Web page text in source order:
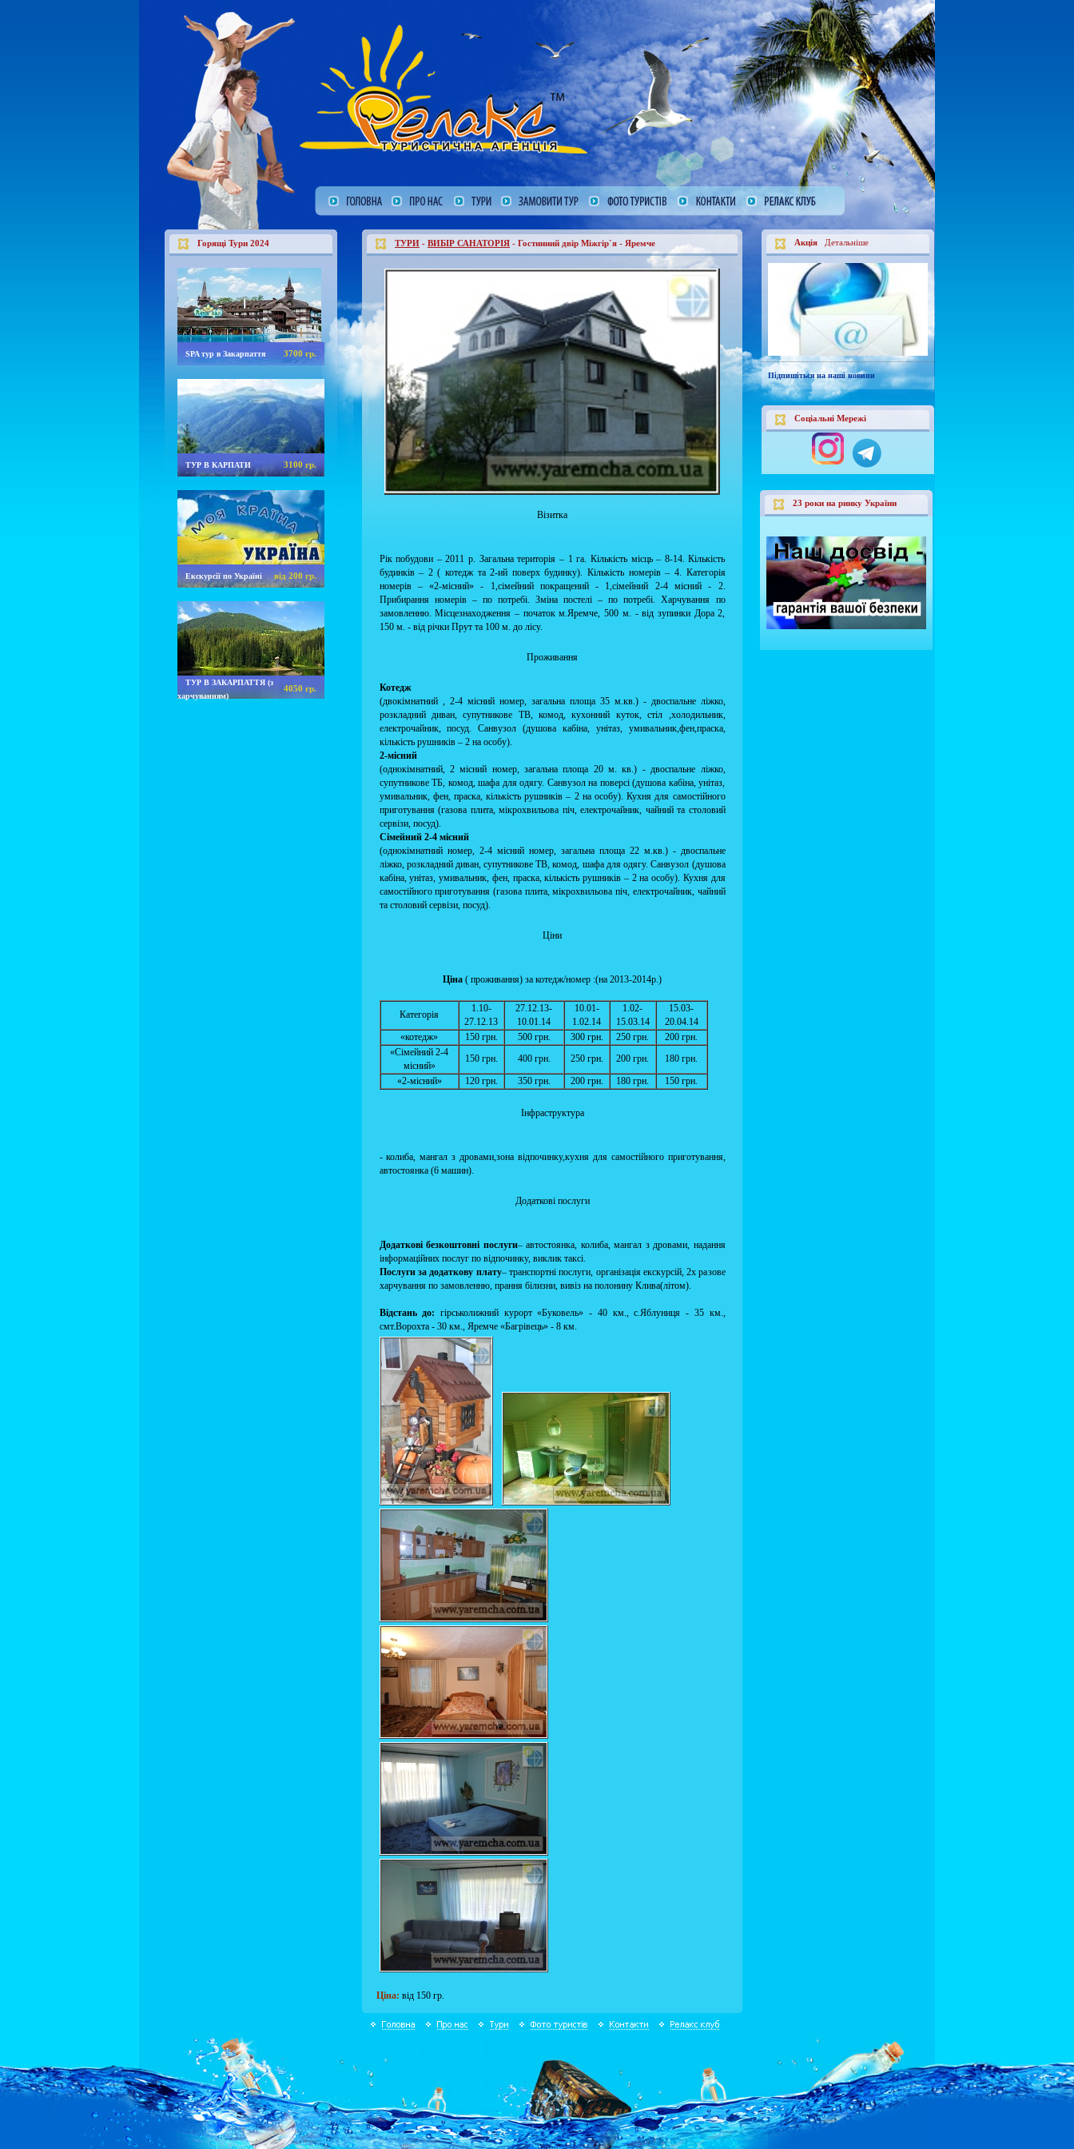
Горящі Тури 2024
SPA тур в Закарпаття 3700 гр.
ТУР В КАРПАТИ 3100 гр.
Екскурсії по Україні від 200 гр.
ТУР В ЗАКАРПАТТЯ (з
харчуванням)
4050 гр.
ТУРИ - ВИБІР САНАТОРІЯ - Гостинний двір Міжгір`я - Яремче
Візитка
Рік побудови – 2011 р. Загальна територія – 1 га. Кількість місць – 8-14. Кількість
будинків – 2 ( котедж та 2-ий поверх будинку). Кількість номерів – 4. Категорія
номерів – «2-місний» - 1,сімейний покращений - 1,сімейний 2-4 місний - 2.
Прибирання номерів – по потребі. Зміна постелі – по потребі. Харчування по
замовленню. Місцезнаходження – початок м.Яремче, 500 м. - від зупинки Дора 2,
150 м. - від річки Прут та 100 м. до лісу.
Проживання
Котедж
(двокімнатний , 2-4 місний номер, загальна площа 35 м.кв.) - двоспальне ліжко,
розкладний диван, супутникове ТВ, комод, кухонний куток, стіл ,холодильник,
електрочайник, посуд. Санвузол (душова кабіна, унітаз, умивальник,фен,праска,
кількість рушників – 2 на особу).
2-місний
(однокімнатний, 2 місний номер, загальна площа 20 м. кв.) - двоспальне ліжко,
супутникове ТБ, комод, шафа для одягу. Санвузол на поверсі (душова кабіна, унітаз,
умивальник, фен, праска, кількість рушників – 2 на особу). Кухня для самостійного
приготування (газова плита, мікрохвильова піч, електрочайник, чайний та столовий
сервізи, посуд).
Сімейний 2-4 місний
(однокімнатний номер, 2-4 місний номер, загальна площа 22 м.кв.) - двоспальне
ліжко, розкладний диван, супутникове ТВ, комод, шафа для одягу. Санвузол (душова
кабіна, унітаз, умивальник, фен, праска, кількість рушників – 2 на особу). Кухня для
самостійного приготування (газова плита, мікрохвильова піч, електрочайник, чайний
та столовий сервізи, посуд).
Ціни
Ціна ( проживання) за котедж/номер :(на 2013-2014р.)
Категорія
1.10-
27.12.13
27.12.13-
10.01.14
10.01-
1.02.14
1.02-
15.03.14
15.03-
20.04.14
«котедж»
150 грн. 500 грн. 300 грн. 250 грн.
200 грн.
«Сімейний 2-4
місний»
150 грн. 400 грн. 250 грн. 200 грн.
180 грн.
«2-місний»
120 грн. 350 грн. 200 грн. 180 грн. 150 грн.
Інфраструктура
- колиба, мангал з дровами,зона відпочинку,кухня для самостійного приготування,
автостоянка (6 машин).
Додаткові послуги
Додаткові безкоштовні послуги– автостоянка, колиба, мангал з дровами, надання
інформаційних послуг по відпочинку, виклик таксі.
Послуги за додаткову плату– транспортні послуги, організація екскурсій, 2х разове
харчування по замовленню, прання білизни, вивіз на полонину Клива(літом).
Відстань до: гірськолижний курорт «Буковель» - 40 км., с.Яблуниця - 35 км.,
смт.Ворохта - 30 км., Яремче «Багрівець» - 8 км.
Ціна: від 150 гр.
Акція Детальніше
Підпишіться на наші новини
Соціальні Мережі
23 роки на ринку України